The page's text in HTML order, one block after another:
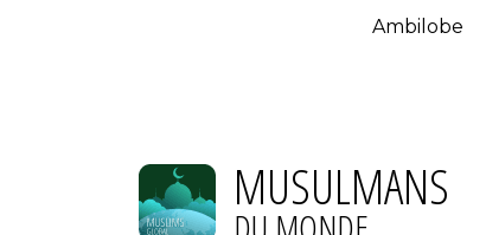
Ambilobe
MUSULMANS